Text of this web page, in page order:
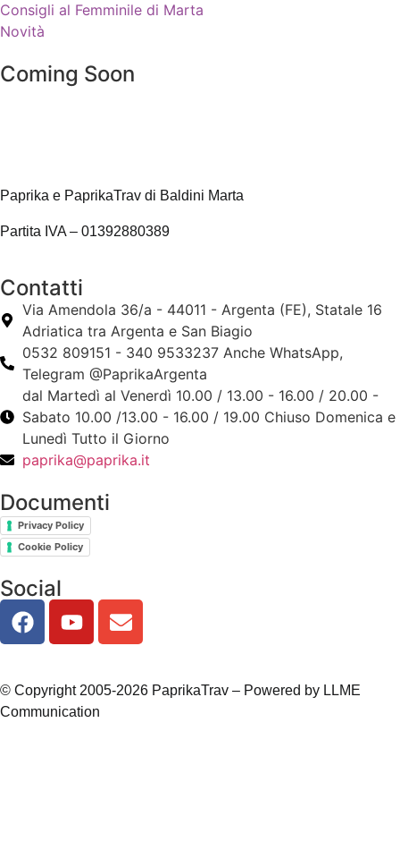
Consigli al Femminile di Marta
Novità
Coming Soon
Paprika e PaprikaTrav di Baldini Marta
Partita IVA – 01392880389
Contatti
Via Amendola 36/a - 44011 - Argenta (FE), Statale 16
Adriatica tra Argenta e San Biagio
0532 809151 - 340 9533237 Anche WhatsApp,
Telegram @PaprikaArgenta
dal Martedì al Venerdì 10.00 / 13.00 - 16.00 / 20.00 -
Sabato 10.00 /13.00 - 16.00 / 19.00 Chiuso Domenica e
Lunedì Tutto il Giorno
paprika@paprika.it
Documenti
Privacy Policy
Cookie Policy
Social
© Copyright 2005-2026 PaprikaTrav – Powered by LLME
Communication